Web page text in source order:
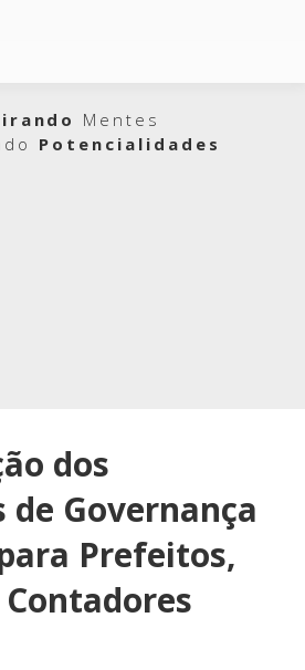
Mentes
Potencialidades
dos
de Governança
Prefeitos,